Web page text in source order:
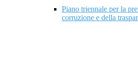
Piano triennale per la
corruzione e della